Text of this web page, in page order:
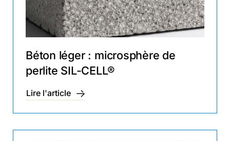
Béton léger : microsphère de
perlite SIL-CELL®
Lire l'article